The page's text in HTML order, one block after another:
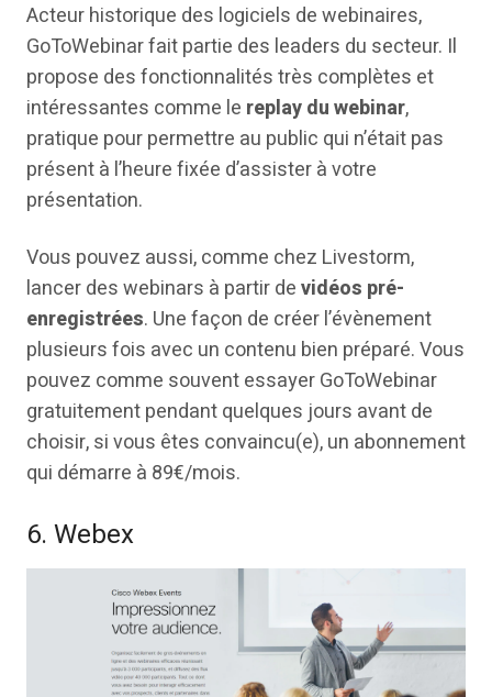
Acteur historique des logiciels de webinaires,
GoToWebinar fait partie des leaders du secteur. Il
propose des fonctionnalités très complètes et
intéressantes comme le replay du webinar,
pratique pour permettre au public qui n’était pas
présent à l’heure fixée d’assister à votre
présentation.
Vous pouvez aussi, comme chez Livestorm,
lancer des webinars à partir devidéos pré-
enregistrées. Une façon de créer l’évènement
plusieurs fois avec un contenu bien préparé. Vous
pouvez comme souvent essayer GoToWebinar
gratuitement pendant quelques jours avant de
choisir, si vous êtes convaincu(e), un abonnement
qui démarre à 89€/mois.
6. Webex